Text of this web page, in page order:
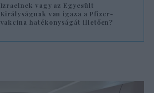
Izraelnek vagy az Egyesült
Királyságnak van igaza a Pfizer-
vakcina hatékonyságát illetően?